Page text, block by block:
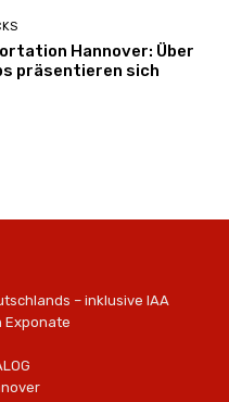
Hannover: Über
präsentieren sich
– inklusive IAA
Exponate